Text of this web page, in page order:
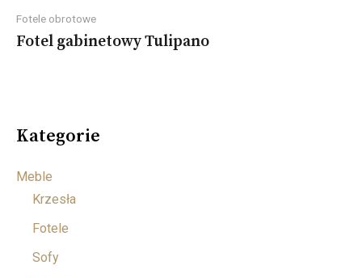
Fotele obrotowe
Fotel gabinetowy Tulipano
Kategorie
Meble
Krzesła
Fotele
Sofy